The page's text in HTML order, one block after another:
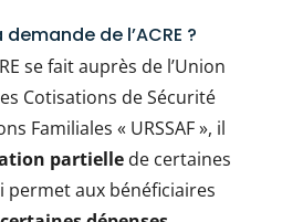
de l’ACRE ?
se fait auprès de l’Union
Cotisations de Sécurité
Familiales « URSSAF », il
partiellede certaines
permet aux bénéficiaires